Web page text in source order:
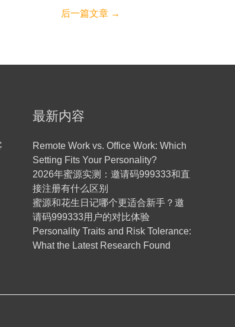
后一篇文章 →
最新内容
Remote Work vs. Office Work: Which
Setting Fits Your Personality?
2026年蜜源实测：邀请码999333和直
接注册有什么区别
蜜源和花生日记哪个更适合新手？邀
请码999333用户的对比体验
Personality Traits and Risk Tolerance:
What the Latest Research Found